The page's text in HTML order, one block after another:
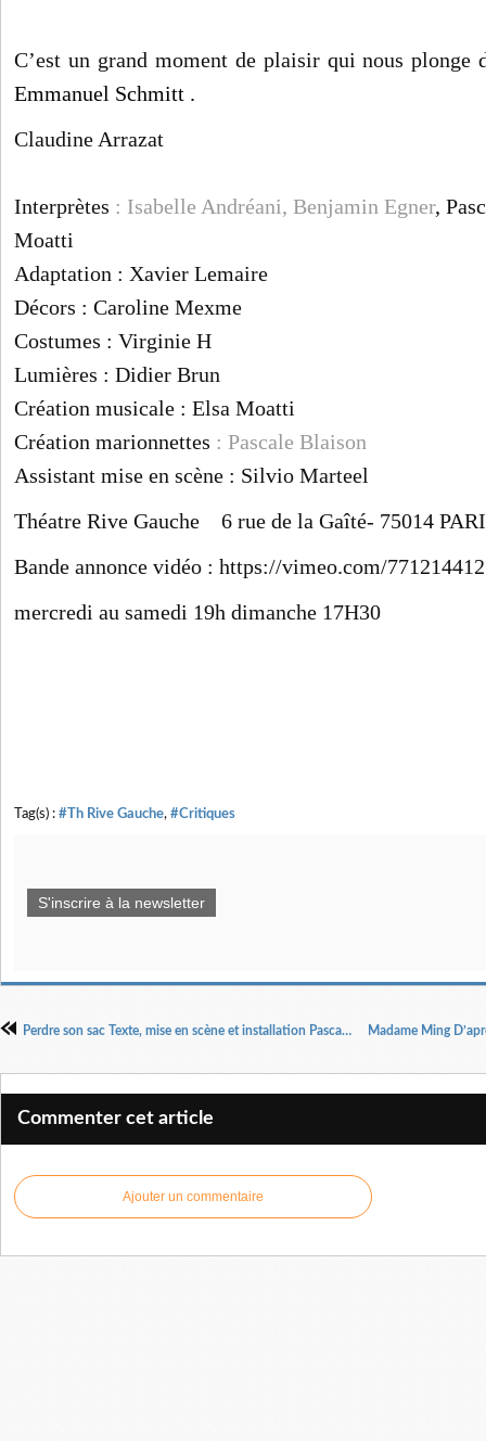
C’est un grand moment de plaisir qui nous plonge
Emmanuel Schmitt .
Claudine Arrazat
Interprètes : Isabelle Andréani, Benjamin Egner,
Moatti
Adaptation : Xavier Lemaire
Décors : Caroline Mexme
Costumes : Virginie H
Lumières : Didier Brun
Création musicale : Elsa Moatti
Création marionnettes : Pascale Blaison
Assistant mise en scène : Silvio Marteel
Théatre Rive Gauche 6 rue de la Gaîté- 75014
Bande annonce vidéo : https://vimeo.com/771214412
mercredi au samedi 19h dimanche 17H30
Tag(s) : #Th Rive Gauche, #Critiques
S'inscrire à la newsletter
Perdre son sac Texte, mise en scène et installation Pascal Rambert Avec Lyna Khoudri
Commenter cet article
Ajouter un commentaire